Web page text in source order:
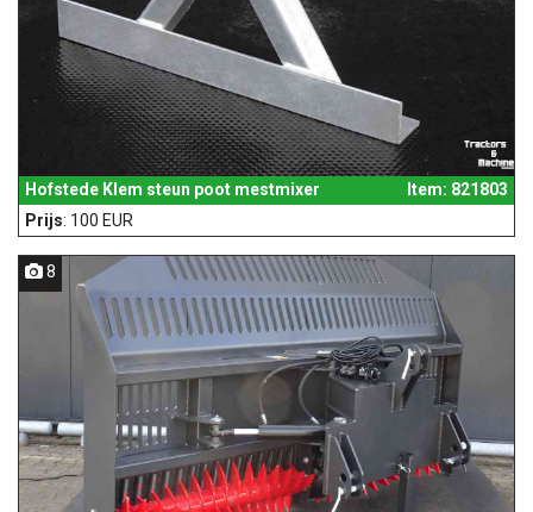
Hofstede Klem steun poot mestmixer
Item: 821803
Prijs: 100 EUR
8